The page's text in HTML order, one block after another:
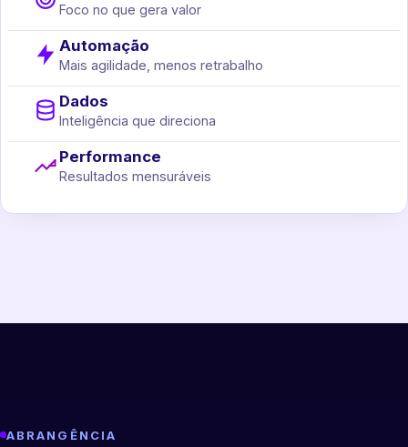
Foco no que gera valor
Automação
Mais agilidade, menos retrabalho
Dados
Inteligência que direciona
Performance
Resultados mensuráveis
ABRANGÊNCIA